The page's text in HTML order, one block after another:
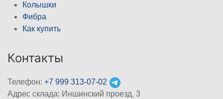
Колышки
Фибра
Как купить
Контакты
Телефон: +7 999 313-07-02
Адрес склада: Иншинский проезд, 3